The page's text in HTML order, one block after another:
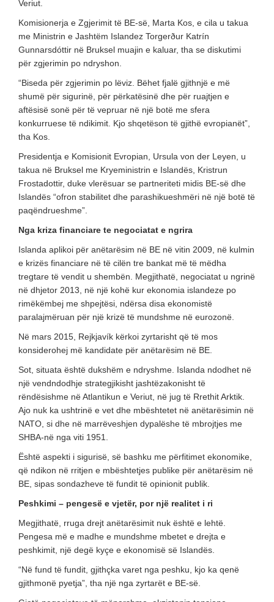
Veriut.
Komisionerja e Zgjerimit të BE-së, Marta Kos, e cila u takua
me Ministrin e Jashtëm Islandez Torgerður Katrín
Gunnarsdóttir në Bruksel muajin e kaluar, tha se diskutimi
për zgjerimin po ndryshon.
“Biseda për zgjerimin po lëviz. Bëhet fjalë gjithnjë e më
shumë për sigurinë, për përkatësinë dhe për ruajtjen e
aftësisë sonë për të vepruar në një botë me sfera
konkurruese të ndikimit. Kjo shqetëson të gjithë evropianët”,
tha Kos.
Presidentja e Komisionit Evropian, Ursula von der Leyen, u
takua në Bruksel me Kryeministrin e Islandës, Kristrun
Frostadottir, duke vlerësuar se partneriteti midis BE-së dhe
Islandës “ofron stabilitet dhe parashikueshmëri në një botë të
paqëndrueshme”.
Nga kriza financiare te negociatat e ngrira
Islanda aplikoi për anëtarësim në BE në vitin 2009, në kulmin
e krizës financiare në të cilën tre bankat më të mëdha
tregtare të vendit u shembën. Megjithatë, negociatat u ngrinë
në dhjetor 2013, në një kohë kur ekonomia islandeze po
rimëkëmbej me shpejtësi, ndërsa disa ekonomistë
paralajmëruan për një krizë të mundshme në eurozonë.
Në mars 2015, Rejkjavík kërkoi zyrtarisht që të mos
konsiderohej më kandidate për anëtarësim në BE.
Sot, situata është dukshëm e ndryshme. Islanda ndodhet në
një vendndodhje strategjikisht jashtëzakonisht të
rëndësishme në Atlantikun e Veriut, në jug të Rrethit Arktik.
Ajo nuk ka ushtrinë e vet dhe mbështetet në anëtarësimin në
NATO, si dhe në marrëveshjen dypalëshe të mbrojtjes me
SHBA-në nga viti 1951.
Është aspekti i sigurisë, së bashku me përfitimet ekonomike,
që ndikon në rritjen e mbështetjes publike për anëtarësim në
BE, sipas sondazheve të fundit të opinionit publik.
Peshkimi – pengesë e vjetër, por një realitet i ri
Megjithatë, rruga drejt anëtarësimit nuk është e lehtë.
Pengesa më e madhe e mundshme mbetet e drejta e
peshkimit, një degë kyçe e ekonomisë së Islandës.
“Në fund të fundit, gjithçka varet nga peshku, kjo ka qenë
gjithmonë pyetja”, tha një nga zyrtarët e BE-së.